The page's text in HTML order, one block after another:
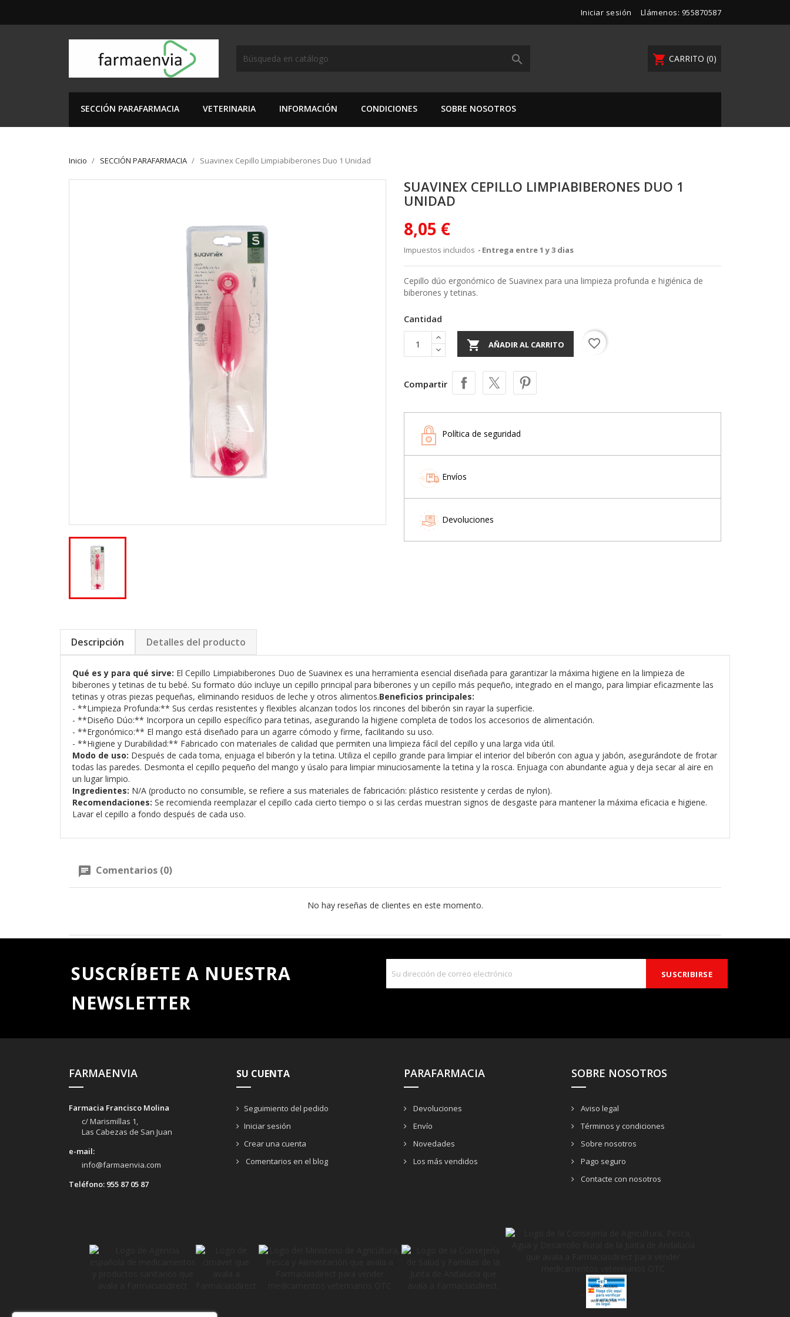
Iniciar sesión Llámenos: 955870587
shopping_cart CARRITO (0)
search
SECCIÓN PARAFARMACIA VETERINARIA INFORMACIÓN CONDICIONES SOBRE NOSOTROS
Inicio SECCIÓN PARAFARMACIA Suavinex Cepillo Limpiabiberones Duo 1 Unidad
SUAVINEX CEPILLO LIMPIABIBERONES DUO 1
UNIDAD
8,05 €
Impuestos incluidos Entrega entre 1 y 3 dias
Cepillo dúo ergonómico de Suavinex para una limpieza profunda e higiénica de
biberones y tetinas.
Cantidad
 AÑADIR AL CARRITO favorite_border
Compartir
Política de seguridad
Envíos
Devoluciones
Descripción Detalles del producto
Qué es y para qué sirve: El Cepillo Limpiabiberones Duo de Suavinex es una herramienta esencial diseñada para garantizar la máxima higiene en la limpieza de
biberones y tetinas de tu bebé. Su formato dúo incluye un cepillo principal para biberones y un cepillo más pequeño, integrado en el mango, para limpiar eficazmente las
tetinas y otras piezas pequeñas, eliminando residuos de leche y otros alimentos.Beneficios principales:
- **Limpieza Profunda:** Sus cerdas resistentes y flexibles alcanzan todos los rincones del biberón sin rayar la superficie.
- **Diseño Dúo:** Incorpora un cepillo específico para tetinas, asegurando la higiene completa de todos los accesorios de alimentación.
- **Ergonómico:** El mango está diseñado para un agarre cómodo y firme, facilitando su uso.
- **Higiene y Durabilidad:** Fabricado con materiales de calidad que permiten una limpieza fácil del cepillo y una larga vida útil.
Modo de uso: Después de cada toma, enjuaga el biberón y la tetina. Utiliza el cepillo grande para limpiar el interior del biberón con agua y jabón, asegurándote de frotar
todas las paredes. Desmonta el cepillo pequeño del mango y úsalo para limpiar minuciosamente la tetina y la rosca. Enjuaga con abundante agua y deja secar al aire en
un lugar limpio.
Ingredientes: N/A (producto no consumible, se refiere a sus materiales de fabricación: plástico resistente y cerdas de nylon).
Recomendaciones: Se recomienda reemplazar el cepillo cada cierto tiempo o si las cerdas muestran signos de desgaste para mantener la máxima eficacia e higiene.
Lavar el cepillo a fondo después de cada uso.
Comentarios (0)
No hay reseñas de clientes en este momento.
SUSCRÍBETE A NUESTRA
NEWSLETTER
FARMAENVIA
Farmacia Francisco Molina
c/ Marismillas 1,
Las Cabezas de San Juan
e-mail:
info@farmaenvia.com
Teléfono: 955 87 05 87
SU CUENTA
Seguimiento del pedido
Iniciar sesión
Crear una cuenta
Comentarios en el blog
PARAFARMACIA
Devoluciones
Envío
Novedades
Los más vendidos
SOBRE NOSOTROS
Aviso legal
Términos y condiciones
Sobre nosotros
Pago seguro
Contacte con nosotros